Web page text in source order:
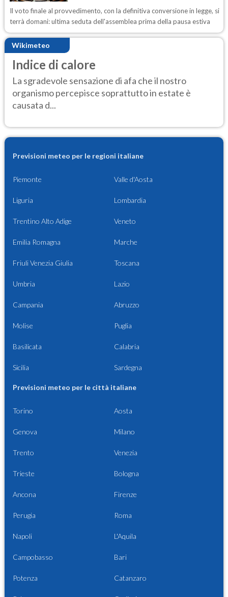
Il voto finale al provvedimento, con la definitiva conversione in legge, si
terrà domani: ultima seduta dell'assemblea prima della pausa estiva
Wikimeteo
Indice di calore
La sgradevole sensazione di afa che il nostro
organismo percepisce soprattutto in estate è
causata d...
Previsioni meteo per le regioni italiane
Piemonte Valle d'Aosta
Liguria Lombardia
Trentino Alto Adige Veneto
Emilia Romagna Marche
Friuli Venezia Giulia Toscana
Umbria Lazio
Campania Abruzzo
Molise Puglia
Basilicata Calabria
Sicilia Sardegna
Previsioni meteo per le città italiane
Torino Aosta
Genova Milano
Trento Venezia
Trieste Bologna
Ancona Firenze
Perugia Roma
Napoli L'Aquila
Campobasso Bari
Potenza Catanzaro